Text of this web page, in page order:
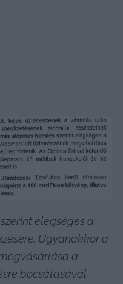
elégséges a
Ugyanakkor a
a
bocsátásával